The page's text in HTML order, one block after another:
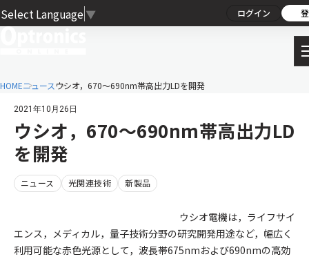
Select Language ▼ ログイン
HOMEニュース ウシオ，670～690nm帯高出力LDを開発
2021年10月26日
ウシオ，670～690nm帯高出力LD
を開発
ニュース 光関連技術 新製品
ウシオ電機は，ライフサイ
エンス，メディカル，量子技術分野の研究開発用途など，幅広く
利用可能な赤色光源として，波長帯675nmおよび690nmの高効